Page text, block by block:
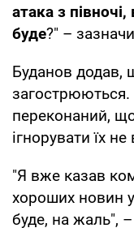
атака з
буде?" –
Буданов додав,
загострюються.
переконаний,
ігнорувати їх
"Я вже казав
хороших новин
буде, на жаль",